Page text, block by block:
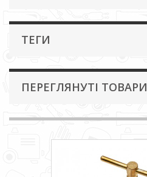
ТЕГИ
ПЕРЕГЛЯНУТІ ТОВАРИ